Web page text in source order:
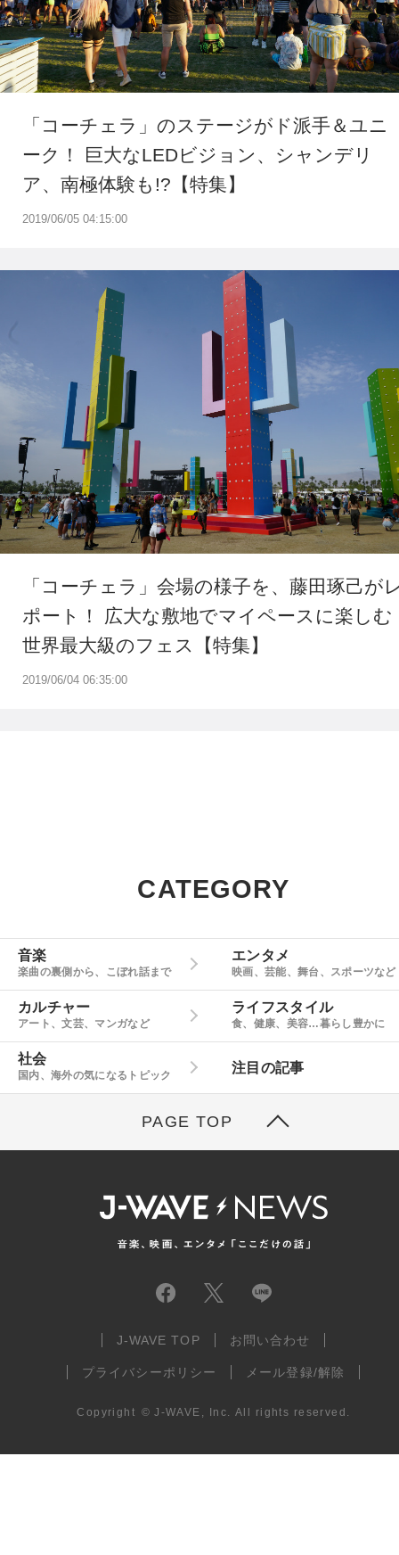
2019/06/05 04:15:00
「コーチェラ」のステージがド派手＆ユニ
ーク！ 巨大なLEDビジョン、シャンデリ
ア、南極体験も!?【特集】
2019/06/04 06:35:00
「コーチェラ」会場の様子を、藤田琢己が
ポート！ 広大な敷地でマイペースに楽しむ
世界最大級のフェス【特集】
CATEGORY
音楽
楽曲の裏側から、こぼれ話まで
エンタメ
映画、芸能、舞台、スポーツなど
カルチャー
アート、文芸、マンガなど
ライフスタイル
食、健康、美容…暮らし豊かに
社会
国内、海外の気になるトピック
注目の記事
PAGE TOP
J-WAVE TOP お問い合わせ
プライバシーポリシー メール登録/解除
Copyright © J-WAVE, Inc. All rights reserved.